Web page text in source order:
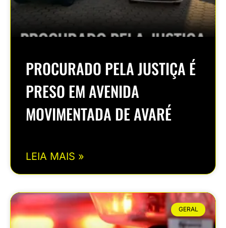
PROCURADO PELA JUSTIÇA É
PRESO EM AVENIDA
MOVIMENTADA DE AVARÉ
LEIA MAIS »
GERAL